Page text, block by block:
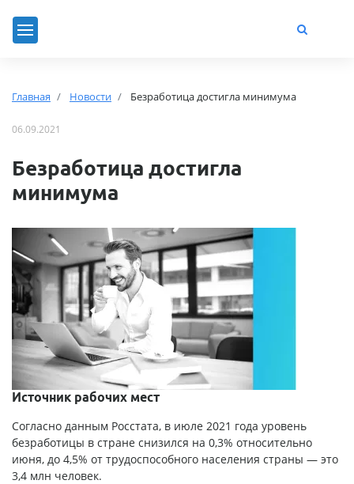
Главная Новости Безработица достигла минимума
06.09.2021
Безработица достигла
минимума
Источник рабочих мест
Согласно данным Росстата, в июле 2021 года уровень
безработицы в стране снизился на 0,3% относительно
июня, до 4,5% от трудоспособного населения страны — это
3,4 млн человек.